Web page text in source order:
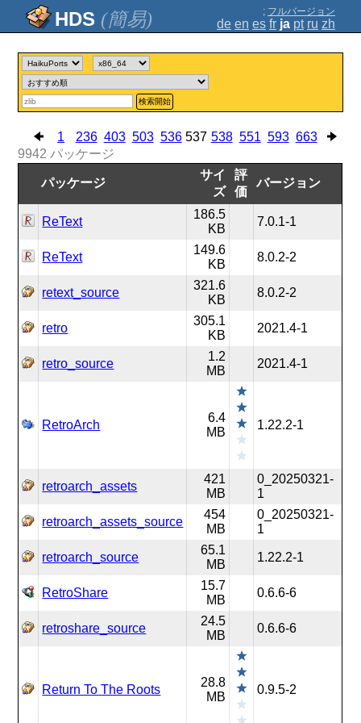
(簡易) ; フルバージョン
de en es fr ja pt ru zh
検索開始
1 236 403 503 536 537 538 551 593 663
9942 パッケージ
パッケージ
サイ
ズ
評
価
バージョン
ReText
186.5
KB
7.0.1-1
ReText
149.6
KB
8.0.2-2
retext_source
321.6
KB
8.0.2-2
retro
305.1
KB
2021.4-1
retro_source
1.2
MB
2021.4-1
RetroArch
6.4
MB
1.22.2-1
retroarch_assets
421
MB
0_20250321-
1
retroarch_assets_source
454
MB
0_20250321-
1
retroarch_source
65.1
MB
1.22.2-1
RetroShare
15.7
MB
0.6.6-6
retroshare_source
24.5
MB
0.6.6-6
Return To The Roots
28.8
MB
0.9.5-2